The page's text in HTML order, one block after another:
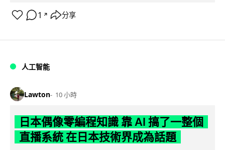
1 ↗ 分享
人工智能
Lawton 10 小時
日本偶像零編程知識 靠 AI 搞了一整個
直播系統 在日本技術界成為話題